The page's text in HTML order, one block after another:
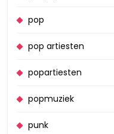
pop
pop artiesten
popartiesten
popmuziek
punk